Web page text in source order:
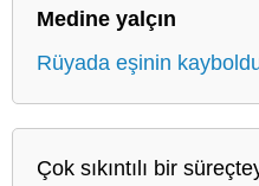
Medine yalçın
Rüyada eşinin
Çok sıkıntılı bir